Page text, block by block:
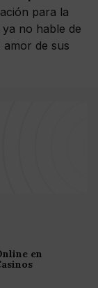
para la
no hable de
de sus
en